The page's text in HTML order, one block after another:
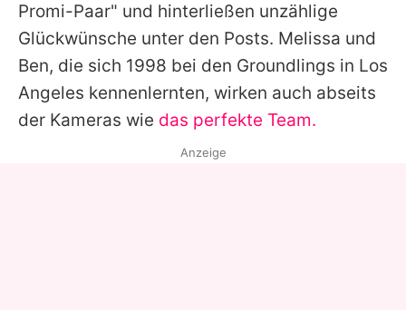
Promi-Paar" und hinterließen unzählige
Glückwünsche unter den Posts. Melissa und
Ben, die sich 1998 bei den Groundlings in Los
Angeles kennenlernten, wirken auch abseits
der Kameras wie das perfekte Team.
Anzeige